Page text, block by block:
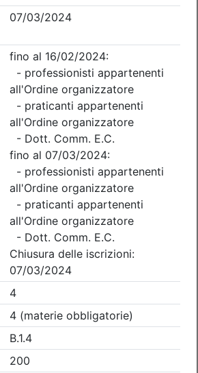
e degli Esperti Contabili
Agevolato della Cultura
pubblici e privati,
07/2026 al 27/08/2026
Allegati
Note
all'Ordine organizzatore
all'Ordine organizzatore